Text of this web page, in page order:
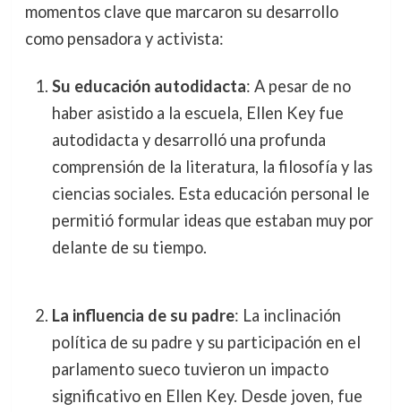
momentos clave que marcaron su desarrollo
como pensadora y activista:
Su educación autodidacta: A pesar de no
haber asistido a la escuela, Ellen Key fue
autodidacta y desarrolló una profunda
comprensión de la literatura, la filosofía y las
ciencias sociales. Esta educación personal le
permitió formular ideas que estaban muy por
delante de su tiempo.
La influencia de su padre: La inclinación
política de su padre y su participación en el
parlamento sueco tuvieron un impacto
significativo en Ellen Key. Desde joven, fue